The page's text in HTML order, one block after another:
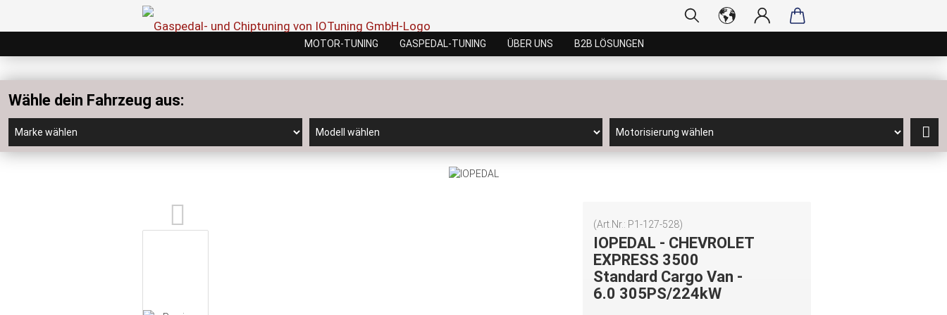
MOTOR-TUNING GASPEDAL-TUNING ÜBER UNS B2B LÖSUNGEN
Wähle dein Fahrzeug aus:
(Art.Nr.: P1-127-528)
IOPEDAL - CHEVROLET
EXPRESS 3500
Standard Cargo Van -
6.0 305PS/224kW